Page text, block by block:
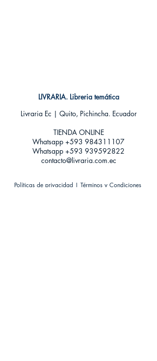
LIVRARIA. Libreria temática
Livraria Ec | Quito, Pichincha. Ecuador
TIENDA ONLINE​
Whatsapp +593 984311107
Whatsapp +593 939592822
contacto@livraria.com.ec
Políticas de privacidad | Términos y Condiciones